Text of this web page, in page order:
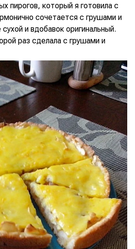
пирогов, который я готовила с
сочетается с грушами и
и вдобавок оригинальный.
раз сделала с грушами и